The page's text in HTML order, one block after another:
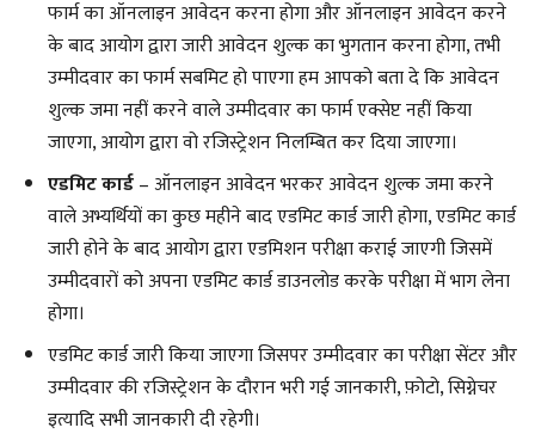
फार्म का ऑनलाइन आवेदन करना होगा और ऑनलाइन आवेदन करने
के बाद आयोग द्वारा जारी आवेदन शुल्क का भुगतान करना होगा, तभी
उम्मीदवार का फार्म सबमिट हो पाएगा हम आपको बता दे कि आवेदन
शुल्क जमा नहीं करने वाले उम्मीदवार का फार्म एक्सेप्ट नहीं किया
जाएगा, आयोग द्वारा वो रजिस्ट्रेशन निलम्बित कर दिया जाएगा।
एडमिट कार्ड– ऑनलाइन आवेदन भरकर आवेदन शुल्क जमा करने
वाले अभ्यर्थियों का कुछ महीने बाद एडमिट कार्ड जारी होगा, एडमिट कार्ड
जारी होने के बाद आयोग द्वारा एडमिशन परीक्षा कराई जाएगी जिसमें
उम्मीदवारों को अपना एडमिट कार्ड डाउनलोड करके परीक्षा में भाग लेना
होगा।
एडमिट कार्ड जारी किया जाएगा जिसपर उम्मीदवार का परीक्षा सेंटर और
उम्मीदवार की रजिस्ट्रेशन के दौरान भरी गई जानकारी, फ़ोटो, सिग्नेचर
इत्यादि सभी जानकारी दी रहेगी।